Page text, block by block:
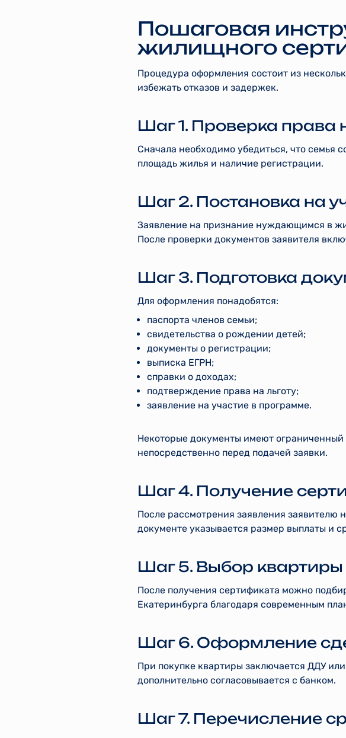
Пошаговая
жилищного
Процедура оформления состоит из
избежать отказов и задержек.
Шаг 1. Проверка права
Сначала необходимо убедиться, что семья
площадь жилья и наличие регистрации.
Шаг 2. Постановка на
Заявление на признание нуждающимся в
После проверки документов заявителя
Шаг 3. Подготовка
Для оформления понадобятся:
паспорта членов семьи;
свидетельства о рождении детей;
документы о регистрации;
выписка ЕГРН;
справки о доходах;
подтверждение права на льготу;
заявление на участие в программе.
Некоторые документы имеют
непосредственно перед подачей заявки.
Шаг 4. Получение
После рассмотрения заявления заявителю
документе указывается размер выплаты и
Шаг 5. Выбор квартиры
После получения сертификата можно
Екатеринбурга благодаря современным
Шаг 6. Оформление
При покупке квартиры заключается ДДУ
дополнительно согласовывается с банком.
Шаг 7. Перечисление